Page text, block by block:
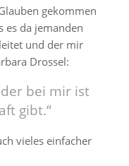
gekommen
es da jemanden
und der mir
Drossel:
bei mir ist
gibt.“
vieles einfacher